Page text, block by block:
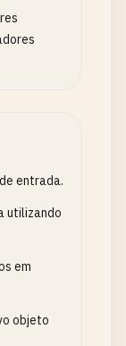
entrada.
utilizando
em
objeto